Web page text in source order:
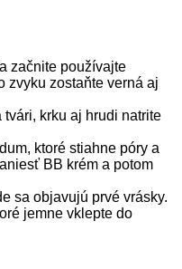
začnite používajte
zvyku zostaňte verná aj
krku aj hrudi natrite
ktoré stiahne póry a
BB krém a potom
sa objavujú prvé vrásky.
jemne vklepte do